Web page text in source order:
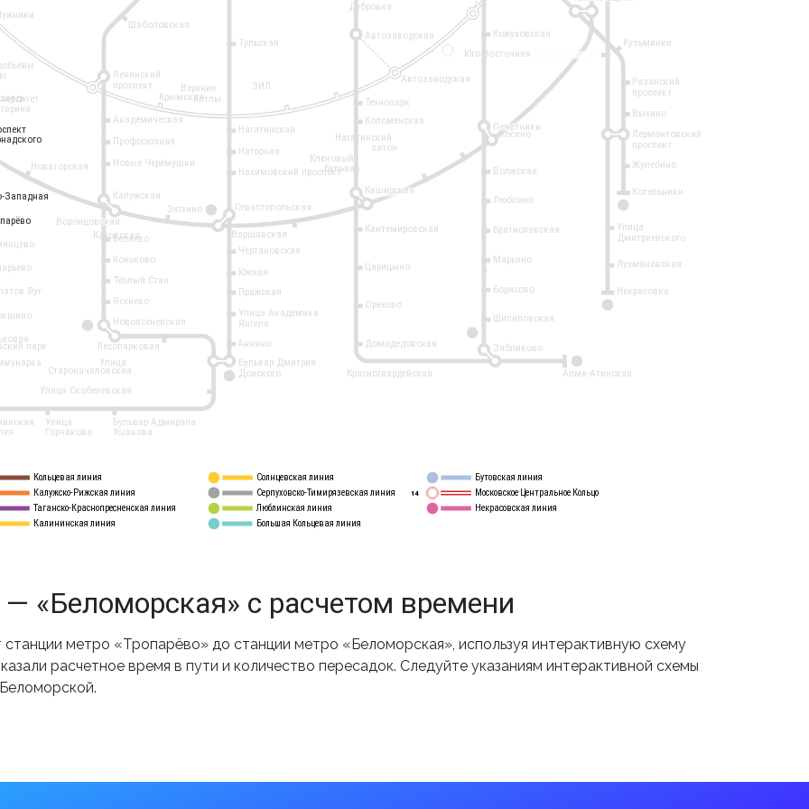
Кольцевая линия
Калужско-Рижская линия
Таганско-Краснопресненская линия
Калининская линия
Солнцевская линия
Серпуховско-Тимирязевская линия
Люблинская линия
Бутовская линия
Московское Центральное Кольцо
Большая Кольцевая линия
Некрасовская линия
14
2
11
14
Академическая
Профсоюзная
Новые Черёмушки
Калужская
Беляево
Коньково
Тёплый Стан
Ясенево
Новоясеневская
Нагатинская
Нагорная
Нахимовский проспект
Севастопольская
Чертановская
Южная
Пражская
Улица Академика
Янгеля
ЗИЛ
Верхние
Котлы
Крымская
Кузьминки
Рязанский
проспект
Выхино
Лермонтовский
проспект
Жулебино
Котельники
Кожуховская
Печатники
Волжская
Люблино
Братиславская
Марьино
Борисово
Шипиловская
Зябликово
Технопарк
Коломенская
Каширская
Кантемировская
Царицыно
Орехово
Домодедовская
Красногвардейская Алма-Атинская
Ленинский
проспект
Шаболовская
Аннино
Бульвар Дмитрия
Донского
Западная
Варшавская
Тульская
парк Лесопарковая
Улица
Старокачаловская
Улица Скобелевская
Бульвар Адмирала
Ушакова
Улица
Горчакова
Дубровка
Автозаводская
Каховская
Улица
Дмитриевского
Лухмановская
Некрасовка
Косино
Луг
Новаторская
Зюзино
Воронцовская
Автозаводская
Юго-Восточная
Кленовый
бульвар
Нагатинский
затон
Западная
«Беломорская» с расчетом времени
метро «Тропарёво» до станции метро «Беломорская», используя интерактивную схему
расчетное время в пути и количество пересадок. Следуйте указаниям интерактивной схемы